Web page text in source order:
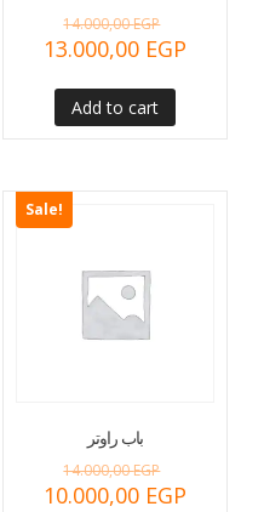
14.000,00EGP
13.000,00 EGP
Add to cart
Sale!
باب راوتر
14.000,00EGP
10.000,00 EGP